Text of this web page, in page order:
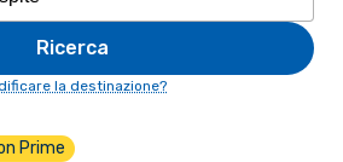
Ricerca
la destinazione?
Prime